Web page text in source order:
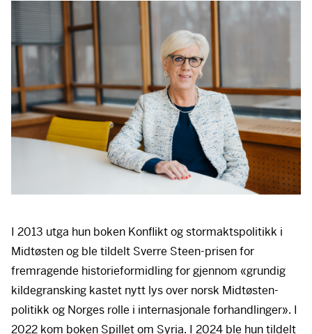
I 2013 utga hun boken Konflikt og stormaktspolitikk i
Midtøsten og ble tildelt Sverre Steen-prisen for
fremragende historieformidling for gjennom «grundig
kildegransking kastet nytt lys over norsk Midtøsten-
politikk og Norges rolle i internasjonale forhandlinger». I
2022 kom boken Spillet om Syria. I 2024 ble hun tildelt